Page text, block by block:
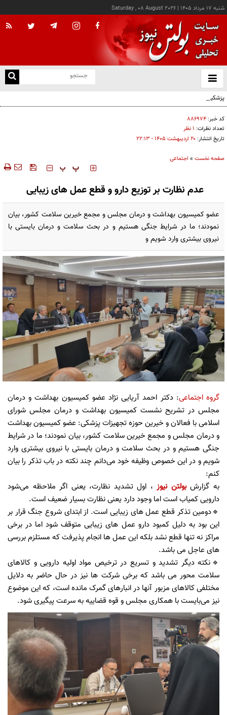
شنبه ۱۷ مرداد ۱۴۰۵ |
Saturday , 08 August 2026
باز
و
پزشکیان: خدمت بی‌منت و مشارکت مردمی، پایه حل مشکلات کشور است
کد خبر: ۸۸۶۹۷۴
تعداد نظرات: ۱ نظر
تاریخ انتشار: ۲۰ ارديبهشت ۱۴۰۵ - ۲۲:۱۳
صفحه نخست » اجتماعی
‍‍‍ پ پ
عدم نظارت بر توزیع دارو و قطع عمل های زیبایی
عضو کمیسیون بهداشت و درمان مجلس و مجمع خیرین سلامت کشور، بیان
نمودند؛ ما در شرایط جنگی هستیم و در بحث سلامت و درمان بایستی با
نیروی بیشتری وارد شویم و
گروه اجتماعی: دکتر احمد آریایی نژاد عضو کمیسیون بهداشت و درمان
مجلس در تشریح نشست کمیسیون بهداشت و درمان مجلس شورای
اسلامی با فعالان و خیرین حوزه تجهیزات پزشکی: عضو کمیسیون بهداشت
و درمان مجلس و مجمع خیرین سلامت کشور، بیان نمودند؛ ما در شرایط
جنگی هستیم و در بحث سلامت و درمان بایستی با نیروی بیشتری وارد
شویم و در این خصوص وظیفه خود می‌دانم چند نکته در باب تذکر را بیان
کنم:
به گزارشبولتن نیوز، اول تشدید نظارت، یعنی اگر ملاحظه می‌شود
دارویی کمیاب است اما وجود دارد یعنی نظارت بسیار ضعیف است.
🔹دومین تذکر قطع عمل های زیبایی است. از ابتدای شروع جنگ قرار بر
این بود به دلیل کمبود دارو عمل های زیبایی متوقف شود اما در برخی
مراکز نه تنها قطع نشد بلکه این عمل ها انجام پذیرفت که مستلزم بررسی
های عاجل می باشد.
🔹نکته دیگر تشدید و تسریع در ترخیص مواد اولیه دارویی و کالاهای
سلامت محور می باشد که برخی شرکت ها نیز در حال حاضر به دلایل
مختلفی کالاهای مزبور آنها در انبارهای گمرک مانده است، که این موضوع
نیز می‌بایست با همکاری مجلس و قوه قضاییه به سرعت پیگیری شود.